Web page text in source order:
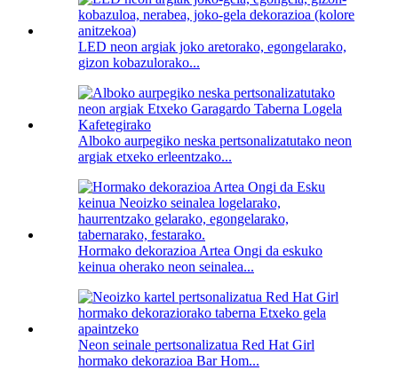
LED neon argiak joko aretorako, egongelarako,
gizon kobazulorako...
Alboko aurpegiko neska pertsonalizatutako neon
argiak etxeko erleentzako...
Hormako dekorazioa Artea Ongi da eskuko
keinua oherako neon seinalea...
Neon seinale pertsonalizatua Red Hat Girl
hormako dekorazioa Bar Hom...